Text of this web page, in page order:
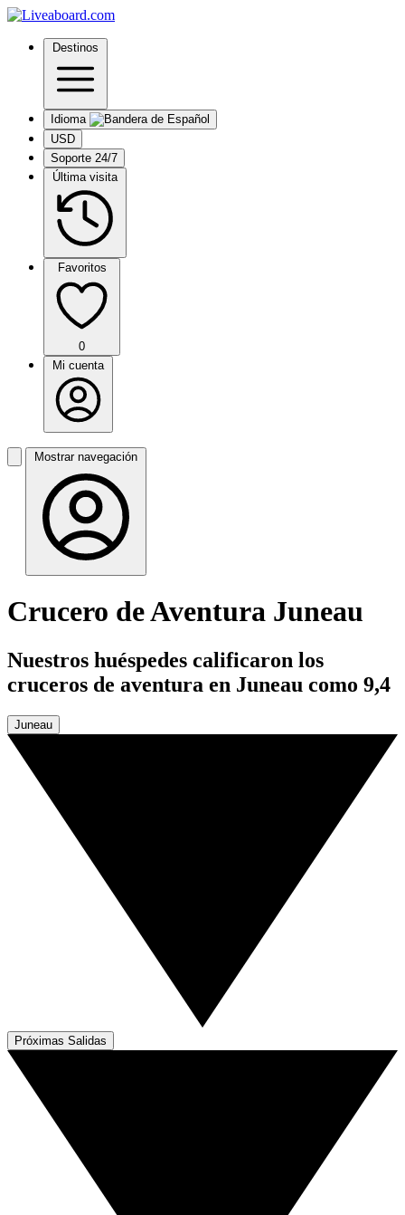
Destinos
Idioma
USD
Soporte 24/7
Última visita
Favoritos
0
Mi cuenta
Mostrar navegación
Crucero de Aventura Juneau
Nuestros huéspedes calificaron los
cruceros de aventura en Juneau como 9,4
Juneau
Próximas Salidas